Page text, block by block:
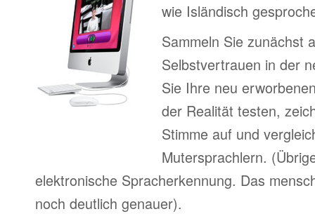
wie Isländisch
Sammeln Sie zunächst
Selbstvertrauen in der
Sie Ihre neu
der Realität testen,
Stimme auf und
Mutersprachlern.
elektronische Spracherkennung. Das
noch deutlich genauer).